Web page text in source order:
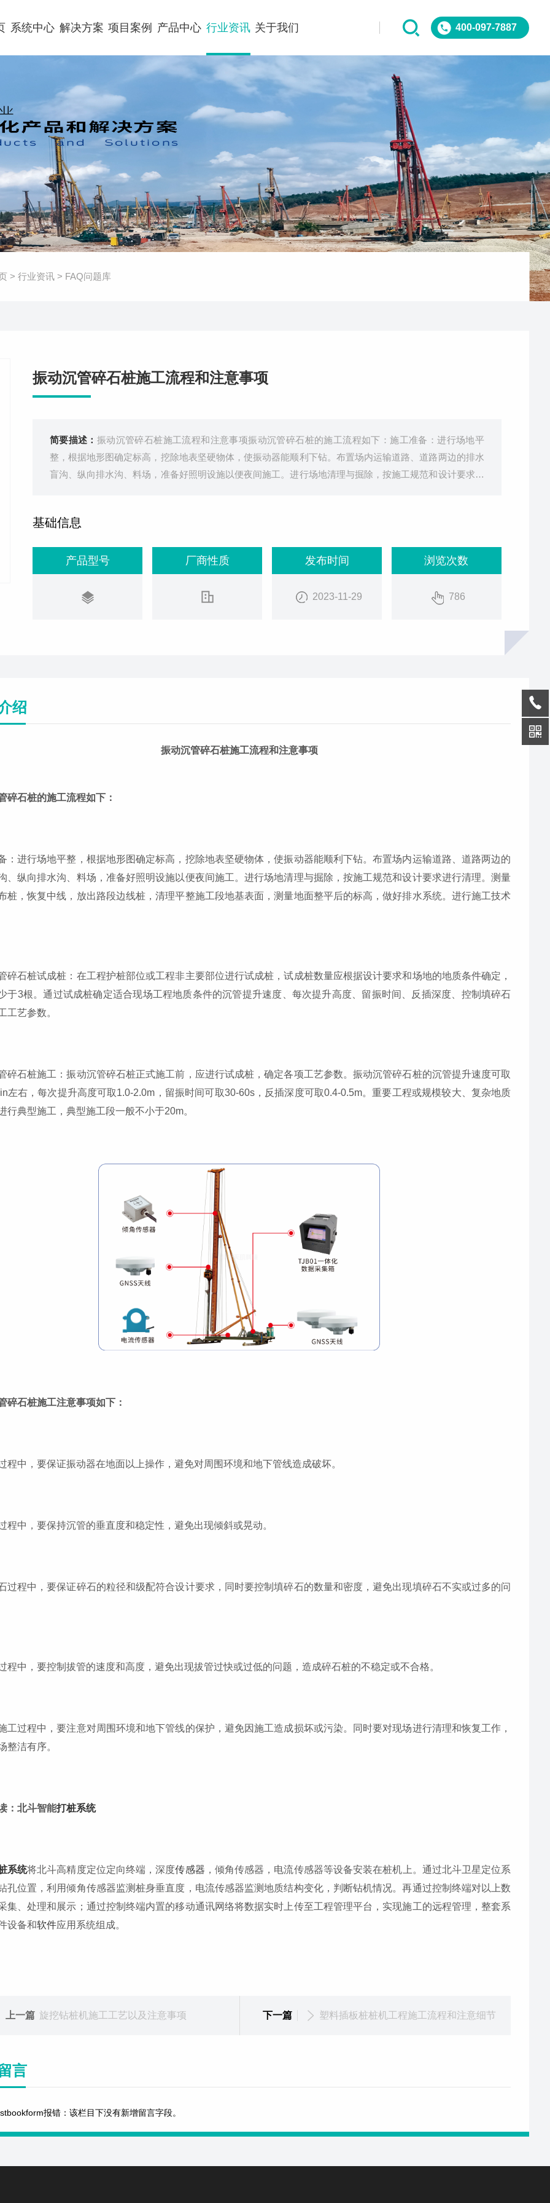
400-097-7887
系统中心 解决方案 项目案例 产品中心 行业资讯 关于我们
> 行业资讯> FAQ问题库
振动沉管碎石桩施工流程和注意事项
简要描述： 振动沉管碎石桩施工流程和注意事项振动沉管碎石桩的施工流程如下：施工准备：进行场地平
整，根据地形图确定标高，挖除地表坚硬物体，使振动器能顺利下钻。布置场内运输道路、道路两边的排水
盲沟、纵向排水沟、料场，准备好照明设施以便夜间施工。进行场地清理与掘除，按施工规范和设计要求进
基础信息
产品型号 厂商性质 发布时间
2023-11-29
浏览次数
786
绍
振动沉管碎石桩施工流程和注意事项
碎石桩的施工流程如下：
：进行场地平整，根据地形图确定标高，挖除地表坚硬物体，使振动器能顺利下钻。布置场内运输道路、道路两边的
、纵向排水沟、料场，准备好照明设施以便夜间施工。进行场地清理与掘除，按施工规范和设计要求进行清理。测量
桩，恢复中线，放出路段边线桩，清理平整施工段地基表面，测量地面整平后的标高，做好排水系统。进行施工技术
碎石桩试成桩：在工程护桩部位或工程非主要部位进行试成桩，试成桩数量应根据设计要求和场地的地质条件确定，
于3根。通过试成桩确定适合现场工程地质条件的沉管提升速度、每次提升高度、留振时间、反插深度、控制填碎石
工艺参数。
碎石桩施工：振动沉管碎石桩正式施工前，应进行试成桩，确定各项工艺参数。振动沉管碎石桩的沉管提升速度可取
左右，每次提升高度可取1.0-2.0m，留振时间可取30-60s，反插深度可取0.4-0.5m。重要工程或规模较大、复杂地质
行典型施工，典型施工段一般不小于20m。
碎石桩施工注意事项如下：
程中，要保证振动器在地面以上操作，避免对周围环境和地下管线造成破坏。
程中，要保持沉管的垂直度和稳定性，避免出现倾斜或晃动。
过程中，要保证碎石的粒径和级配符合设计要求，同时要控制填碎石的数量和密度，避免出现填碎石不实或过多的问
程中，要控制拔管的速度和高度，避免出现拔管过快或过低的问题，造成碎石桩的不稳定或不合格。
工过程中，要注意对周围环境和地下管线的保护，避免因施工造成损坏或污染。同时要对现场进行清理和恢复工作，
整洁有序。
：北斗智能打桩系统
系统将北斗高精度定位定向终端，深度传感器 ，倾角传感器，电流传感器等设备安装在桩机上。通过北斗卫星定位系
孔位置，利用倾角传感器监测桩身垂直度，电流传感器监测地质结构变化，判断钻机情况。再通过控制终端对以上数
集、处理和展示；通过控制终端内置的移动通讯网络将数据实时上传至工程管理平台，实现施工的远程管理，整套系
设备和软件应用系统组成。
上一篇 旋挖钻桩机施工工艺以及注意事项 下一篇 塑料插板桩桩机工程施工流程和注意细节
言
报错：该栏目下没有新增留言字段。